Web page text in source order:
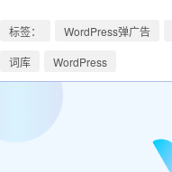
标签： WordPress弹广告
词库
WordPress